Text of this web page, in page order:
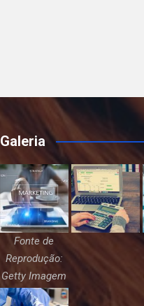
Galeria
Fonte de
Reprodução:
Getty Imagem